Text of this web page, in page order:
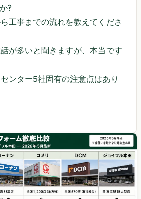
?
工事までの流れを教えてくださ
が多いと聞きますが、本当です
ンター5社固有の注意点はあり